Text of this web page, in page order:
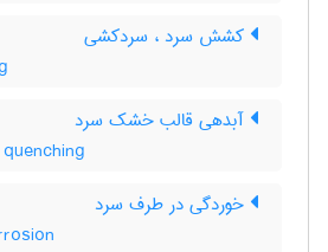
کشش سرد ، سردکشی
آبدهی قالب خشک سرد
خوردگی در طرف سرد